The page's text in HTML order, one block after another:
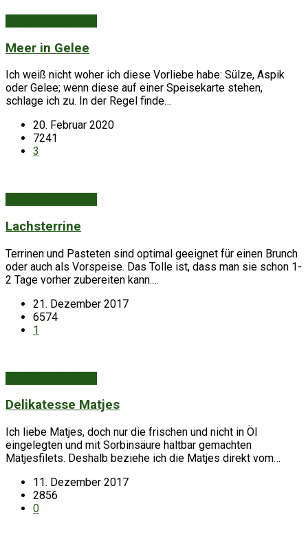
Meer in Gelee
Ich weiß nicht woher ich diese Vorliebe habe: Sülze, Aspik
oder Gelee; wenn diese auf einer Speisekarte stehen,
schlage ich zu. In der Regel finde…
20. Februar 2020
7241
3
Lachsterrine
Terrinen und Pasteten sind optimal geeignet für einen Brunch
oder auch als Vorspeise. Das Tolle ist, dass man sie schon 1-
2 Tage vorher zubereiten kann.…
21. Dezember 2017
6574
1
Delikatesse Matjes
Ich liebe Matjes, doch nur die frischen und nicht in Öl
eingelegten und mit Sorbinsäure haltbar gemachten
Matjesfilets. Deshalb beziehe ich die Matjes direkt vom…
11. Dezember 2017
2856
0